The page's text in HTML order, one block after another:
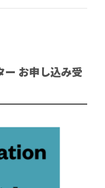
ー お申し込み受